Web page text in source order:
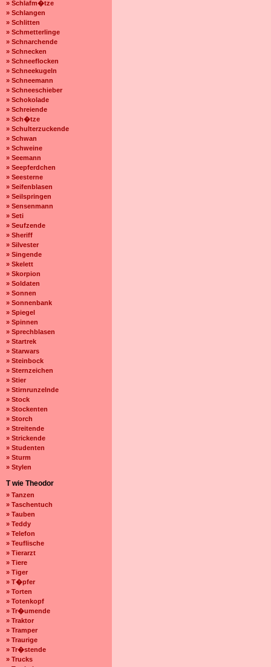
» Schlafm�tze
» Schlangen
» Schlitten
» Schmetterlinge
» Schnarchende
» Schnecken
» Schneeflocken
» Schneekugeln
» Schneemann
» Schneeschieber
» Schokolade
» Schreiende
» Sch�tze
» Schulterzuckende
» Schwan
» Schweine
» Seemann
» Seepferdchen
» Seesterne
» Seifenblasen
» Seilspringen
» Sensenmann
» Seti
» Seufzende
» Sheriff
» Silvester
» Singende
» Skelett
» Skorpion
» Soldaten
» Sonnen
» Sonnenbank
» Spiegel
» Spinnen
» Sprechblasen
» Startrek
» Starwars
» Steinbock
» Sternzeichen
» Stier
» Stirnrunzelnde
» Stock
» Stockenten
» Storch
» Streitende
» Strickende
» Studenten
» Sturm
» Stylen
T wie Theodor
» Tanzen
» Taschentuch
» Tauben
» Teddy
» Telefon
» Teuflische
» Tierarzt
» Tiere
» Tiger
» T�pfer
» Torten
» Totenkopf
» Tr�umende
» Traktor
» Tramper
» Traurige
» Tr�stende
» Trucks